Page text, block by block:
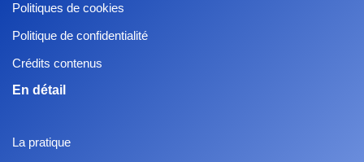
Politiques de cookies
Politique de confidentialité
Crédits contenus
En détail
La pratique